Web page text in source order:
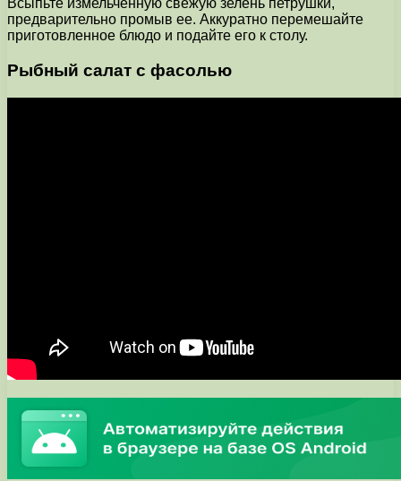
Всыпьте измельченную свежую зелень петрушки,
предварительно промыв ее. Аккуратно перемешайте
приготовленное блюдо и подайте его к столу.
Рыбный салат с фасолью